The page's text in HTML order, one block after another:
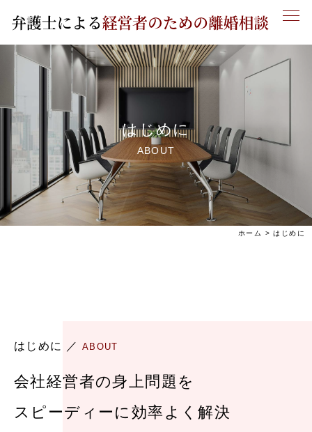
はじめに
ABOUT
ホーム >はじめに
はじめに ／ ABOUT
会社経営者の身上問題を
スピーディーに効率よく解決